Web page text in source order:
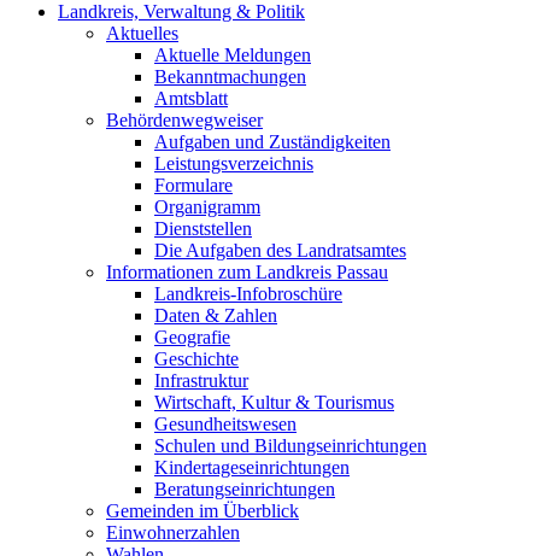
Landkreis, Verwaltung & Politik
Aktuelles
Aktuelle Meldungen
Bekanntmachungen
Amtsblatt
Behördenwegweiser
Aufgaben und Zuständigkeiten
Leistungsverzeichnis
Formulare
Organigramm
Dienststellen
Die Aufgaben des Landratsamtes
Informationen zum Landkreis Passau
Landkreis-Infobroschüre
Daten & Zahlen
Geografie
Geschichte
Infrastruktur
Wirtschaft, Kultur & Tourismus
Gesundheitswesen
Schulen und Bildungseinrichtungen
Kindertageseinrichtungen
Beratungseinrichtungen
Gemeinden im Überblick
Einwohnerzahlen